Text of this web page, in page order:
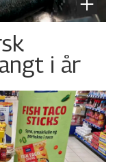
i år